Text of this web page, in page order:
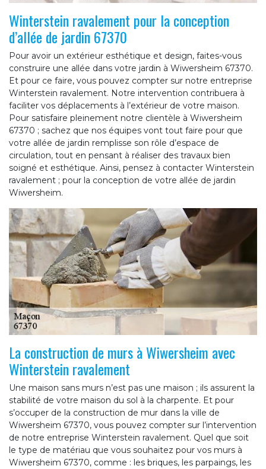
Winterstein ravalement pour la conception
d’allée de jardin 67370
Pour avoir un extérieur esthétique et design, faites-vous
construire une allée dans votre jardin à Wiwersheim 67370.
Et pour ce faire, vous pouvez compter sur notre entreprise
Winterstein ravalement. Notre intervention contribuera à
faciliter vos déplacements à l’extérieur de votre maison.
Pour satisfaire pleinement notre clientèle à Wiwersheim
67370 ; sachez que nos équipes vont tout faire pour que
votre allée de jardin remplisse son rôle d’espace de
circulation, tout en pensant à réaliser des travaux bien
soigné et esthétique. Ainsi, pensez à contacter Winterstein
ravalement ; pour la conception de votre allée de jardin
Wiwersheim.
La construction de murs à Wiwersheim avec
Winterstein ravalement
Une maison sans murs n’est pas une maison ; ils assurent la
stabilité de votre maison du sol à la charpente. Et pour
s’occuper de la construction de mur dans la ville de
Wiwersheim 67370, vous pouvez compter sur l’intervention
de notre entreprise Winterstein ravalement. Quel que soit
le type de matériau que vous souhaitez pour vos murs à
Wiwersheim 67370, comme : les briques, les parpaings, les